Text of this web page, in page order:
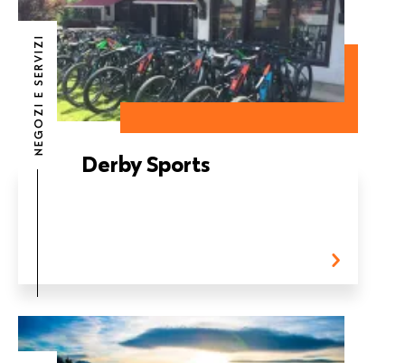
NEGOZI E SERVIZI
Derby Sports